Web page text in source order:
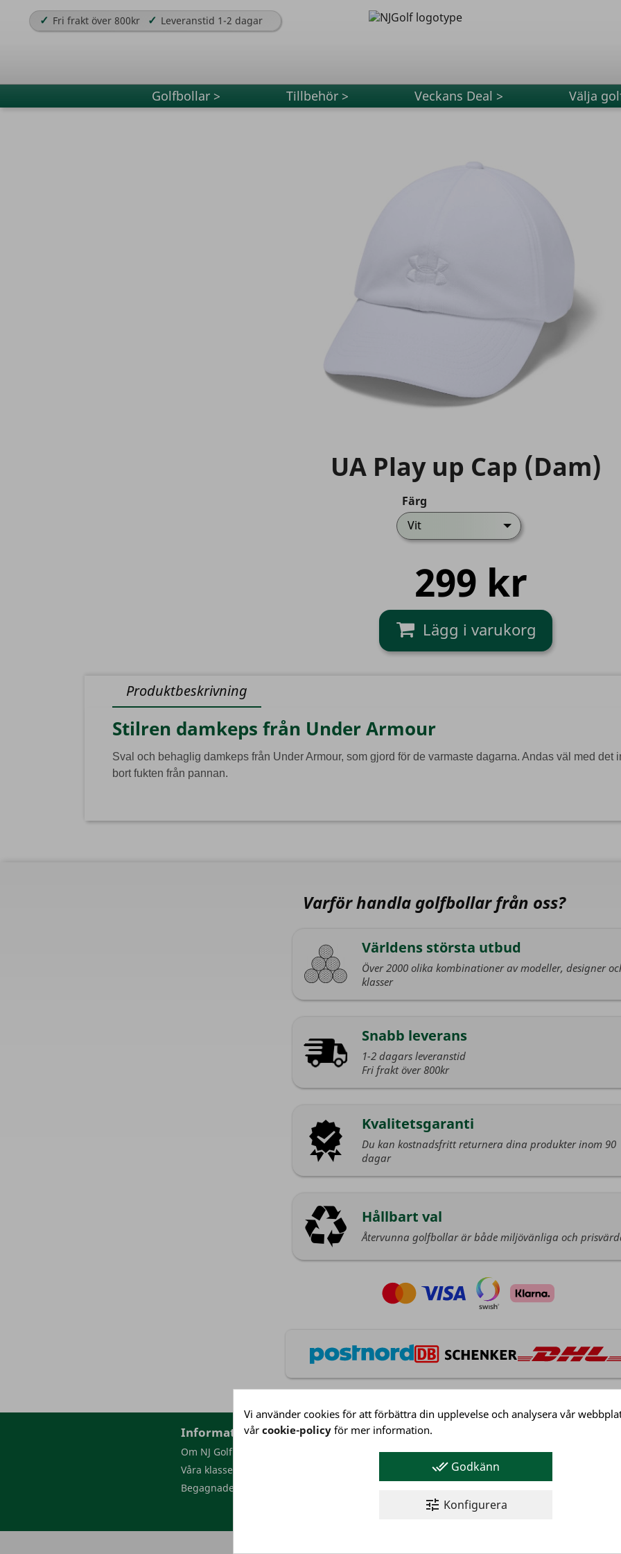
✓ Fri frakt över 800kr ✓ Leveranstid 1-2 dagar
Golfbollar > Tillbehör > Veckans Deal > Välja
UA Play up Cap (Dam)
Färg
Vit
299 kr
Produktbeskrivning
Stilren damkeps från Under Armour
Sval och behaglig damkeps från Under Armour, som gjord för de varmaste dagarna. Andas väl med det
bort fukten från pannan.
Varför handla golfbollar från oss?
Världens största utbud
Över 2000 olika kombinationer av modeller, designer
klasser
Snabb leverans
1-2 dagars leveranstid
Fri frakt över 800kr
Kvalitetsgaranti
Du kan kostnadsfritt returnera dina produkter inom 90
dagar
Hållbart val
Återvunna golfbollar är både miljövänliga och
Information
Om NJ Golf
Våra klasser
Begagnade golfbollar
Kundservice
Köpvillkor
Integritetspolicy
Kundservice
Vi använder cookies för att förbättra din upplevelse och analysera vår
vår cookie-policy för mer information.
done_all Godkänn
tune Konfigurera